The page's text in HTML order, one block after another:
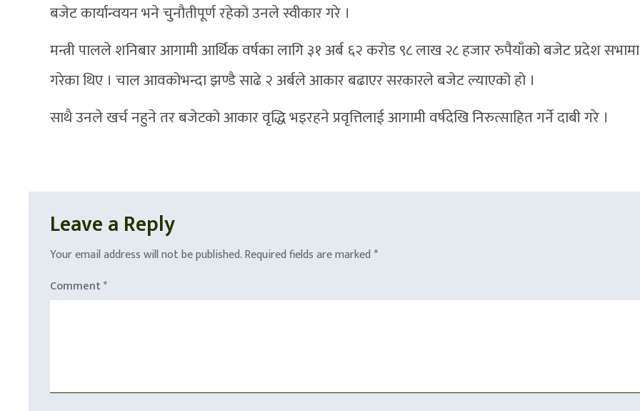
बजेट कार्यान्वयन भने चुनौतीपूर्ण रहेको उनले स्वीकार गरे ।
मन्त्री पालले शनिबार आगामी आर्थिक वर्षका लागि ३१ अर्ब ६२ करोड ९८ लाख २८ हजार रुपैयाँको बजेट प्रदेश
गरेका थिए । चाल आवकोभन्दा झण्डै साढे २ अर्बले आकार बढाएर सरकारले बजेट ल्याएको हो ।
साथै उनले खर्च नहुने तर बजेटको आकार वृद्धि भइरहने प्रवृत्तिलाई आगामी वर्षदेखि निरुत्साहित गर्ने दाबी गरे ।
Leave a Reply
Your email address will not be published.Required fields are marked *
Comment*